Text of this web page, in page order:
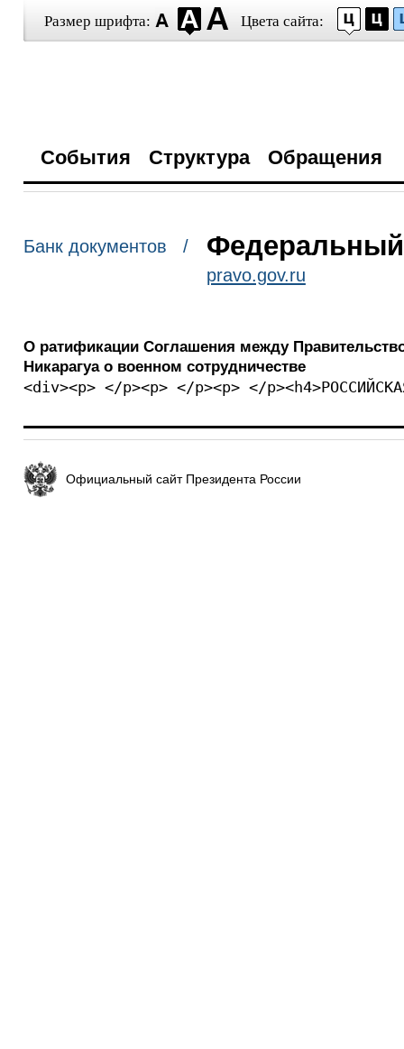
Размер шрифта: Цвета сайта:
События Структура Обращения
Банк документов / Федеральный
pravo.gov.ru
О ратификации Соглашения между
Никарагуа о военном сотрудничестве
<div><p> </p><p> </p><p> </
Официальный сайт Президента России